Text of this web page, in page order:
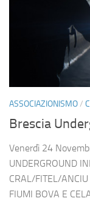
ASSOCIAZIONISMO/
Brescia
Venerdì 24
UNDERGROUND
CRAL/FITEL/
FIUMI BOVA E